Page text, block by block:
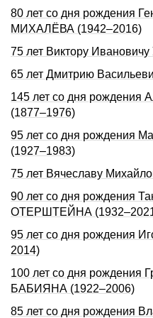
80 лет со дня рождения
МИХАЛЁВА (1942–2016)
75 лет Виктору
65 лет Дмитрию
145 лет со дня рождения
(1877–1976)
95 лет со дня рождения
(1927–1983)
75 лет Вячеславу
90 лет со дня рождения
ОТЕРШТЕЙНА
95 лет со дня рождения
2014)
100 лет со дня рождения
БАБИЯНА (1922–2006)
85 лет со дня рождения